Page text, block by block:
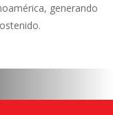
generando